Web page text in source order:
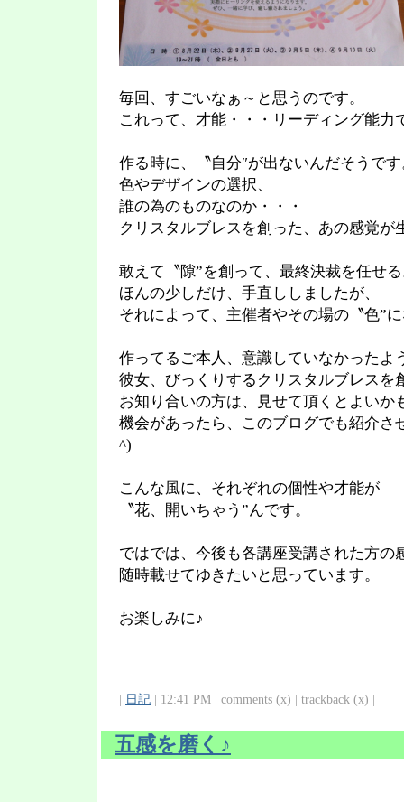
毎回、すごいなぁ～と思うのです。
これって、才能・・・リーディング能力
作る時に、〝自分″が出ないんだそうで
色やデザインの選択、
誰の為のものなのか・・・
クリスタルブレスを創った、あの感覚が
敢えて〝隙”を創って、最終決裁を任せ
ほんの少しだけ、手直ししましたが、
それによって、主催者やその場の〝色”
作ってるご本人、意識していなかったよ
彼女、びっくりするクリスタルブレス
お知り合いの方は、見せて頂くとよいか
機会があったら、このブログでも紹介さ
^)
こんな風に、それぞれの個性や才能が
〝花、開いちゃう”んです。
ではでは、今後も各講座受講された方の
随時載せてゆきたいと思っています。
お楽しみに♪
| 日記 | 12:41 PM | comments (x) | trackback (x) |
五感を磨く♪